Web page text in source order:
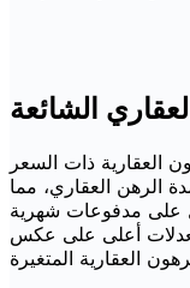
الشائعة
العقارية ذات السعر
الرهن العقاري، مما
على مدفوعات شهرية
أعلى على عكس